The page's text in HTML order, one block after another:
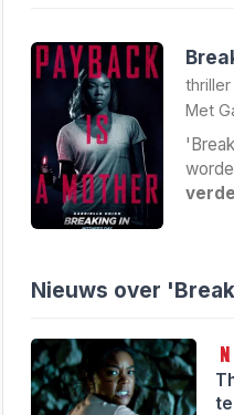
thriller
Met
Nieuws over